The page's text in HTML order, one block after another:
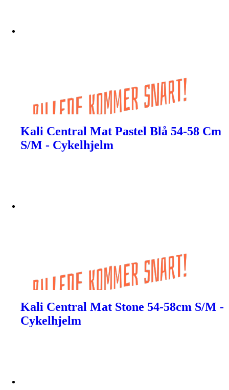
Kali Central Mat Pastel Blå 54-58 Cm
S/M - Cykelhjelm
Kali Central Mat Stone 54-58cm S/M -
Cykelhjelm